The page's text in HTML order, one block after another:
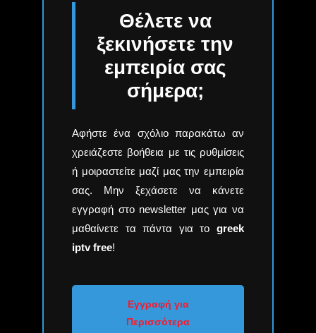
Θέλετε να
ξεκινήσετε την
εμπειρία σας
σήμερα;
Αφήστε ένα σχόλιο παρακάτω αν
χρειάζεστε βοήθεια με τις ρυθμίσεις
ή μοιραστείτε μαζί μας την εμπειρία
σας. Μην ξεχάσετε να κάνετε
εγγραφή στο newsletter μας για να
μαθαίνετε τα πάντα για το greek
iptv free!
Εγγραφή για
Περισσότερα